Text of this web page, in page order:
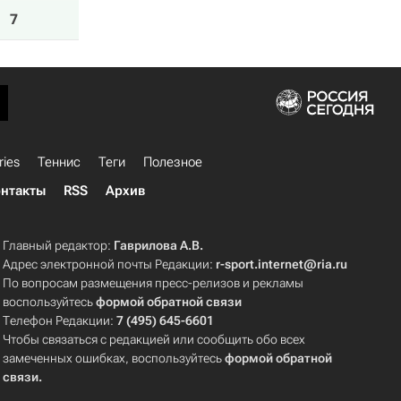
7
Теннис Теги
Полезное
RSS Архив
Главный редактор: Гаврилова А.В.
Адрес электронной почты Редакции: r-sport.internet@ria.ru
По вопросам размещения пресс-релизов и рекламы
воспользуйтесьформой обратной связи
Телефон Редакции:7 (495) 645-6601
Чтобы связаться с редакцией или сообщить обо всех
замеченных ошибках, воспользуйтесьформой обратной
связи.